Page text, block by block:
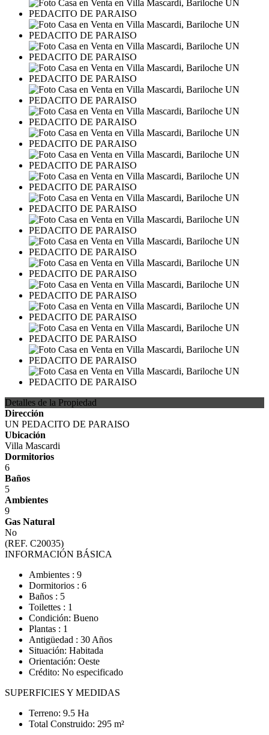
Detalles de la Propiedad
Dirección
UN PEDACITO DE PARAISO
Ubicación
Villa Mascardi
Dormitorios
6
Baños
5
Ambientes
9
Gas Natural
No
(REF. C20035)
INFORMACIÓN BÁSICA
Ambientes : 9
Dormitorios : 6
Baños : 5
Toilettes : 1
Condición: Bueno
Plantas : 1
Antigüedad : 30 Años
Situación: Habitada
Orientación: Oeste
Crédito: No especificado
SUPERFICIES Y MEDIDAS
Terreno: 9.5 Ha
Total Construido: 295 m²